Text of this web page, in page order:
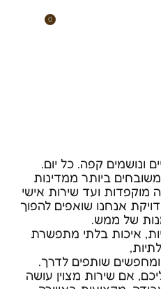
0
עגלת
ונושמים קפה. כל יום.
ביותר ממדינות
מוקפדות ועד שירות אישי
אנחנו שואפים להפוך
של ממש.
איכות בלתי מתפשרת
שותפים לדרך.
אם שירות מצוין עושה